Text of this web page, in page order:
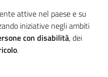
attive nel paese e su
iniziative negli ambiti
con disabilità, dei
.